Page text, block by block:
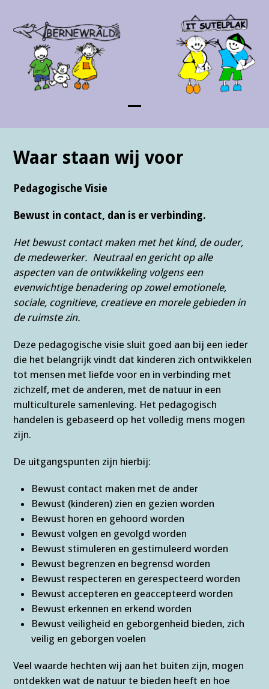
content
menu
menu
Waar staan wij voor
Pedagogische Visie
Bewust in contact, dan is er verbinding.
Het bewust contact maken met het kind, de ouder,
de medewerker. Neutraal en gericht op alle
aspecten van de ontwikkeling volgens een
evenwichtige benadering op zowel emotionele,
sociale, cognitieve, creatieve en morele gebieden in
de ruimste zin.
Deze pedagogische visie sluit goed aan bij een ieder
die het belangrijk vindt dat kinderen zich ontwikkelen
tot mensen met liefde voor en in verbinding met
zichzelf, met de anderen, met de natuur in een
multiculturele samenleving. Het pedagogisch
handelen is gebaseerd op het volledig mens mogen
zijn.
De uitgangspunten zijn hierbij:
Bewust contact maken met de ander
Bewust (kinderen) zien en gezien worden
Bewust horen en gehoord worden
Bewust volgen en gevolgd worden
Bewust stimuleren en gestimuleerd worden
Bewust begrenzen en begrensd worden
Bewust respecteren en gerespecteerd worden
Bewust accepteren en geaccepteerd worden
Bewust erkennen en erkend worden
Bewust veiligheid en geborgenheid bieden, zich
veilig en geborgen voelen
Veel waarde hechten wij aan het buiten zijn, mogen
ontdekken wat de natuur te bieden heeft en hoe